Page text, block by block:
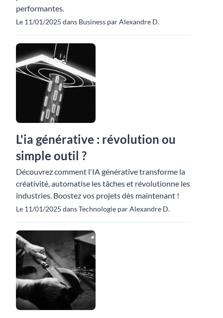
performantes.
Le 11/01/2025 dans Business par Alexandre D.
L'ia générative : révolution ou
simple outil ?
Découvrez comment l'IA générative transforme la
créativité, automatise les tâches et révolutionne les
industries. Boostez vos projets dès maintenant !
Le 11/01/2025 dans Technologie par Alexandre D.